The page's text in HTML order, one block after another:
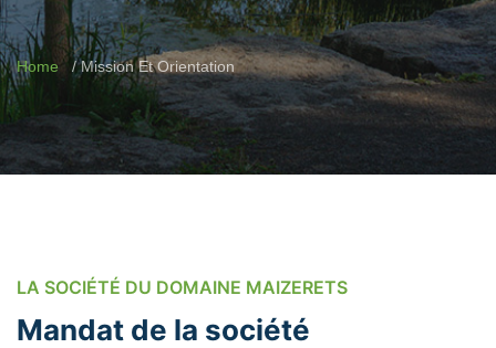
Home Mission Et Orientation
LA SOCIÉTÉ DU DOMAINE MAIZERETS
Mandat de la société